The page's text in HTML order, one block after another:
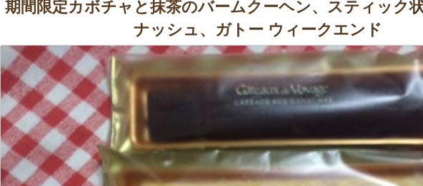
期間限定カボチャと抹茶のバームクーヘン、スティック
ナッシュ、ガトー ウィークエンド